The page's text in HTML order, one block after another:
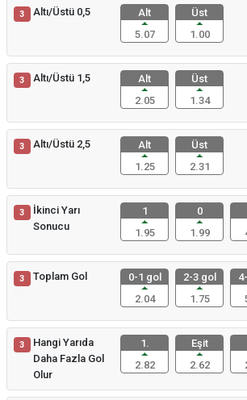
3 Altı/Üstü 0,5
Alt
5.07
Üst
1.00
3 Altı/Üstü 1,5
Alt
2.05
Üst
1.34
3 Altı/Üstü 2,5
Alt
1.25
Üst
2.31
3
İkinci Yarı
Sonucu
1
1.95
0
1.99
3 Toplam Gol
0-1 gol
2.04
2-3 gol
1.75
3
Hangi Yarıda
Daha Fazla Gol
Olur
1.
2.82
Eşit
2.62